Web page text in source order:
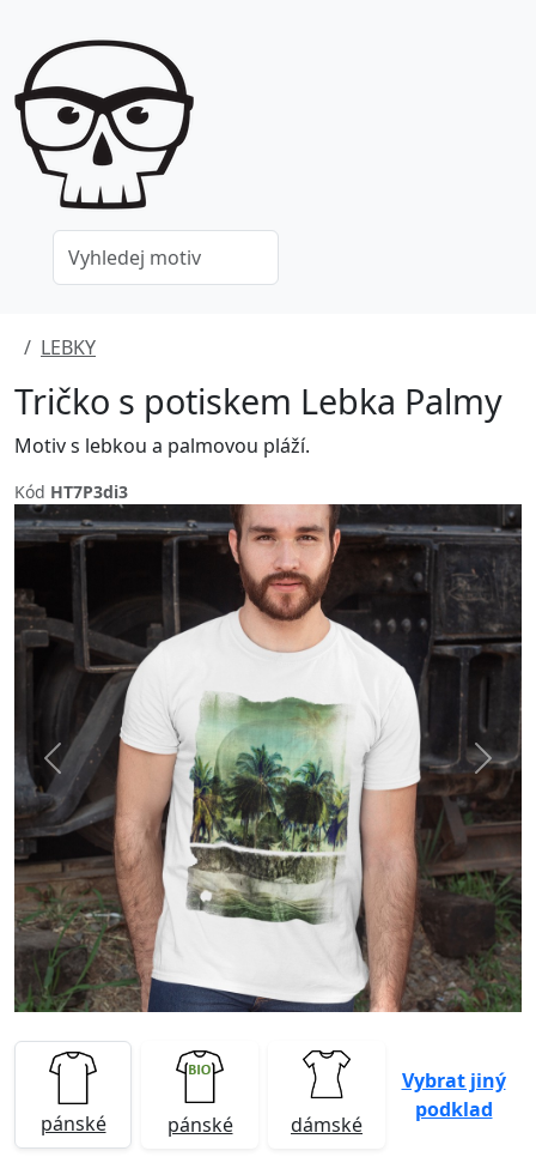
Previous Next
LEBKY
Tričko s potiskem Lebka Palmy
Motiv s lebkou a palmovou pláží.
Kód HT7P3di3
pánské pánské dámské
Vybrat jiný
podklad